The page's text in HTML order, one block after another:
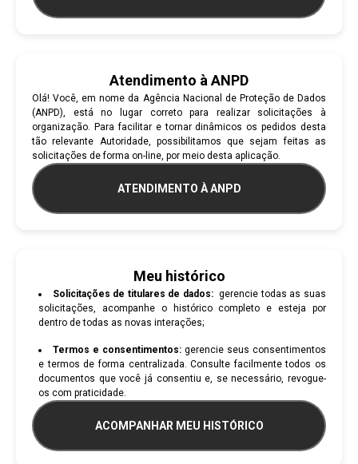
Atendimento à ANPD
Olá! Você, em nome da Agência Nacional de Proteção de Dados
(ANPD), está no lugar correto para realizar solicitações à
organização. Para facilitar e tornar dinâmicos os pedidos desta
tão relevante Autoridade, possibilitamos que sejam feitas as
solicitações de forma on-line, por meio desta aplicação.
ATENDIMENTO À ANPD
Meu histórico
Solicitações de titulares de dados: gerencie todas as suas
solicitações, acompanhe o histórico completo e esteja por
dentro de todas as novas interações;
Termos e consentimentos: gerencie seus consentimentos
e termos de forma centralizada. Consulte facilmente todos os
documentos que você já consentiu e, se necessário, revogue-
os com praticidade.
ACOMPANHAR MEU HISTÓRICO